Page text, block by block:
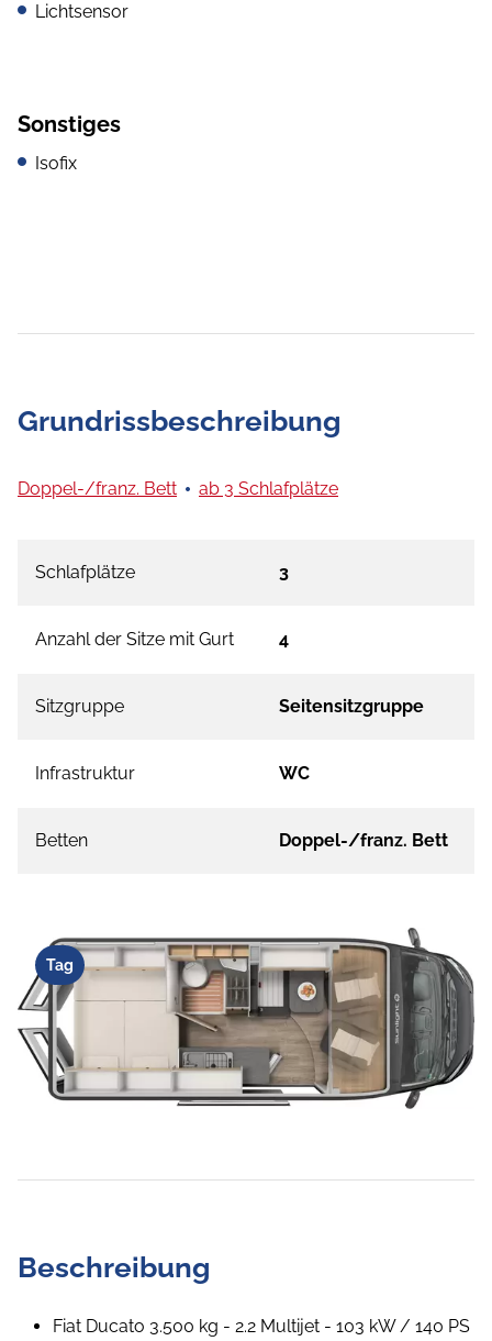
Lichtsensor
Sonstiges
Isofix
Grundrissbeschreibung
Doppel-/franz. Bett ab 3 Schlafplätze
Schlafplätze 3
Anzahl der Sitze mit Gurt 4
Sitzgruppe Seitensitzgruppe
Infrastruktur WC
Betten Doppel-/franz. Bett
Tag
Beschreibung
Fiat Ducato 3.500 kg - 2.2 Multijet - 103 kW / 140 PS